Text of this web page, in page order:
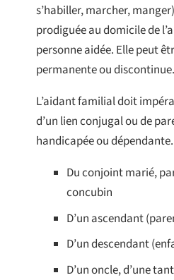
s’habiller, marcher,
prodiguée au domicile de
personne aidée. Elle peut
permanente ou discontinue.
L’aidant familial doit
d’un lien conjugal ou de
handicapée ou dépendante.
Du conjoint marié,
concubin
D’un ascendant
D’un descendant
D’un oncle, d’une